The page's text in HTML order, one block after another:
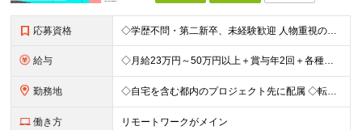
応募資格 ◇学歴不問・第二新卒、未経験歓迎 人物重視の採用です！ ◇「ITエンジニアになりたい気持ち」だけでOK！ ☆経験者は『書類選考無しの面接確約』をお約束！ PM／PL／SE～プログラマやテスター、 イ
給与 ◇月給23万円～50万円以上＋賞与年2回＋各種手当 ・残業代と交通費は別途支給 ・退職金や住宅手当など…福利厚生も充実！ 【経験者は経験・スキルに応じて優遇します】★前職給与保証あり！ 開発経験1年
勤務地 ◇自宅を含む都内のプロジェクト先に配属 ◇転勤なし！プロジェクトは都内が95％以上が23区内 ◇フルリモート案件あり ■水道橋オフィス／東京都千代田区神田三崎町3-5-9 天翔オフィス水道橋7F └
働き方 リモートワークがメイン